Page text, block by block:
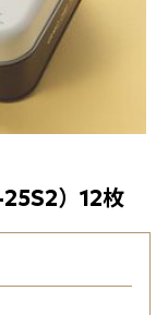
）12枚